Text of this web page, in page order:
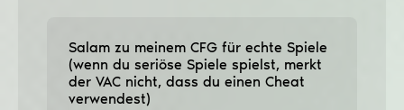
Salam zu meinem CFG für echte Spiele
(wenn du seriöse Spiele spielst, merkt
der VAC nicht, dass du einen Cheat
verwendest)